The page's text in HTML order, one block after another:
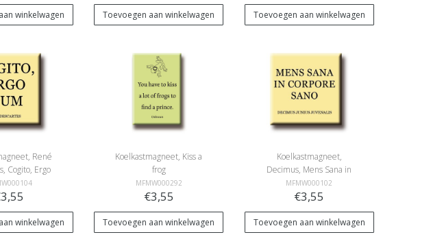
winkelwagen Toevoegen aan winkelwagen Toevoegen aan winkelwagen
René
Cogito, Ergo
Sum
winkelwagen
Koelkastmagneet, Kiss a
frog
MFMW000292
€3,55
Toevoegen aan winkelwagen
Koelkastmagneet,
Decimus, Mens Sana in
Corpore Sano
MFMW000102
€3,55
Toevoegen aan winkelwagen